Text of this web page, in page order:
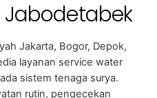
Jabodetabek
Jakarta, Bogor, Depok,
layanan service water
sistem tenaga surya.
rutin, pengecekan